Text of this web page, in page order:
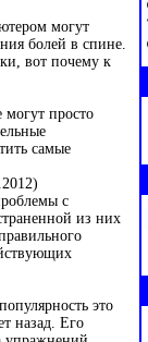
могут
болей в спине.
вот почему к
просто
самые
с
из них
это
назад. Его